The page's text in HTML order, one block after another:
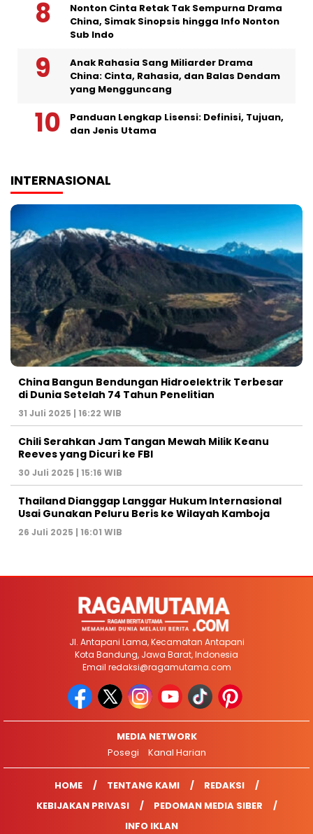
Nonton Cinta Retak Tak Sempurna Drama
China, Simak Sinopsis hingga Info Nonton
Sub Indo
Anak Rahasia Sang Miliarder Drama
China: Cinta, Rahasia, dan Balas Dendam
yang Mengguncang
Panduan Lengkap Lisensi: Definisi, Tujuan,
dan Jenis Utama
INTERNASIONAL
China Bangun Bendungan Hidroelektrik Terbesar
di Dunia Setelah 74 Tahun Penelitian
31 Juli 2025 | 16:22 WIB
Chili Serahkan Jam Tangan Mewah Milik Keanu
Reeves yang Dicuri ke FBI
30 Juli 2025 | 15:16 WIB
Thailand Dianggap Langgar Hukum Internasional
Usai Gunakan Peluru Beris ke Wilayah Kamboja
26 Juli 2025 | 16:01 WIB
Jl. Antapani Lama, Kecamatan Antapani
Kota Bandung, Jawa Barat, Indonesia
Email redaksi@ragamutama.com
MEDIA NETWORK
Posegi
Kanal Harian
HOME TENTANG KAMI
REDAKSI
KEBIJAKAN PRIVASI
PEDOMAN MEDIA SIBER
INFO IKLAN